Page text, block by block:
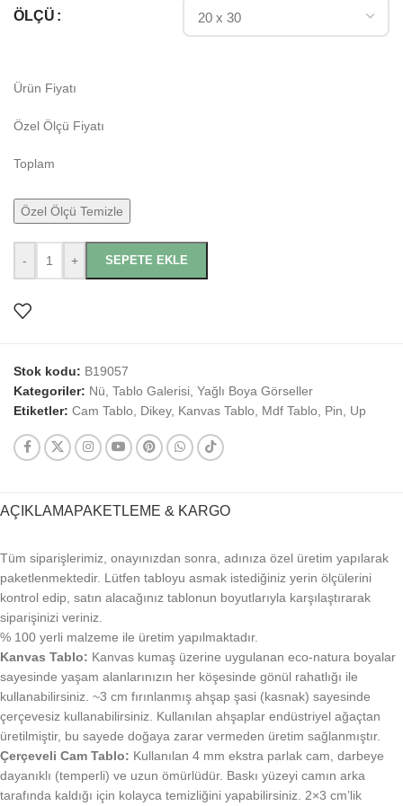
ÖLÇÜ
Ürün Fiyatı
Özel Ölçü Fiyatı
Toplam
Özel Ölçü Temizle
- + SEPETE EKLE
Stok kodu: B19057
Kategoriler: Nü Tablo Galerisi Yağlı Boya Görseller
Etiketler: Cam Tablo Dikey, Kanvas Tablo Mdf Tablo Pin Up
AÇIKLAMAPAKETLEME & KARGO
Tüm siparişlerimiz, onayınızdan sonra, adınıza özel üretim yapılarak
paketlenmektedir. Lütfen tabloyu asmak istediğiniz yerin ölçülerini
kontrol edip, satın alacağınız tablonun boyutlarıyla karşılaştırarak
siparişinizi veriniz.
% 100 yerli malzeme ile üretim yapılmaktadır.
Kanvas Tablo: Kanvas kumaş üzerine uygulanan eco-natura boyalar
sayesinde yaşam alanlarınızın her köşesinde gönül rahatlığı ile
kullanabilirsiniz. ~3 cm fırınlanmış ahşap şasi (kasnak) sayesinde
çerçevesiz kullanabilirsiniz. Kullanılan ahşaplar endüstriyel ağaçtan
üretilmiştir, bu sayede doğaya zarar vermeden üretim sağlanmıştır.
Çerçeveli Cam Tablo: Kullanılan 4 mm ekstra parlak cam, darbeye
dayanıklı (temperli) ve uzun ömürlüdür. Baskı yüzeyi camın arka
tarafında kaldığı için kolayca temizliğini yapabilirsiniz. 2×3 cm’lik